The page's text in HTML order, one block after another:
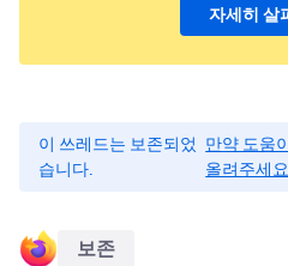
자세히 살
이 쓰레드는 보존되었
습니다.
만약 도움
올려주세
보존